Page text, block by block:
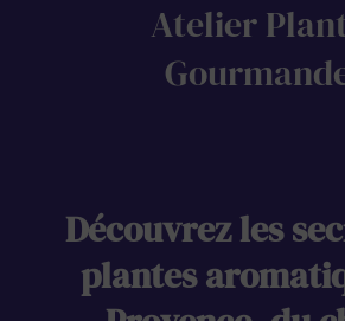
Atelier
Découvrez les
plantes